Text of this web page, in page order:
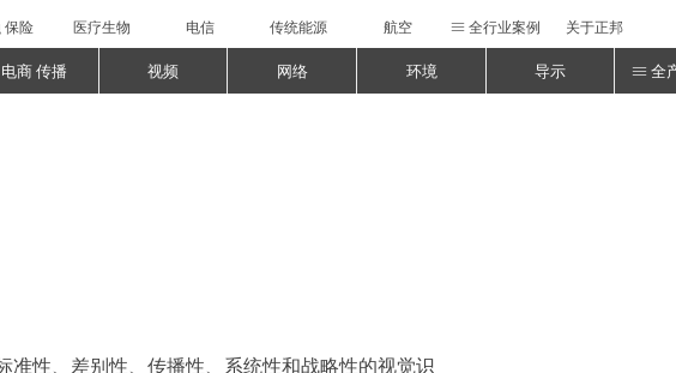
电商 传播 视频 网络 环境 导示 ꁔ 全
保险 医疗生物 电信 传统能源 航空 ꁔ 全行业案例 关于正邦
准性、差别性、传播性、系统性和战略性的视觉识